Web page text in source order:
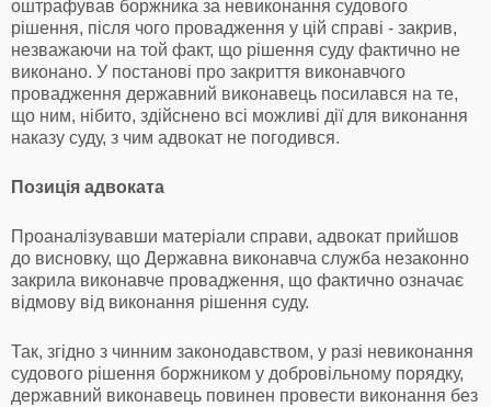
оштрафував боржника за невиконання судового
рішення, після чого провадження у цій справі - закрив,
незважаючи на той факт, що рішення суду фактично не
виконано. У постанові про закриття виконавчого
провадження державний виконавець посилався на те,
що ним, нібито, здійснено всі можливі дії для виконання
наказу суду, з чим адвокат не погодився.
Позиція адвоката
Проаналізувавши матеріали справи, адвокат прийшов
до висновку, що Державна виконавча служба незаконно
закрила виконавче провадження, що фактично означає
відмову від виконання рішення суду.
Так, згідно з чинним законодавством, у разі невиконання
судового рішення боржником у добровільному порядку,
державний виконавець повинен провести виконання без